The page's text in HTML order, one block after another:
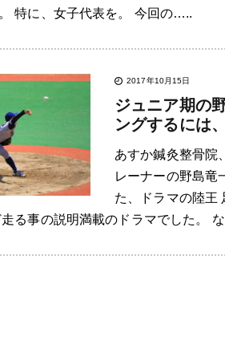
特に、女子代表を。 今回の…..
2017年10月15日
ジュニア期の
ングするには
あすか鍼灸整骨院
レーナーの野島竜
た、ドラマの陸王
る事の説明満載のドラマでした。